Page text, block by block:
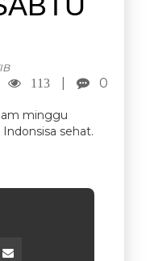
113 0
minggu
sehat.